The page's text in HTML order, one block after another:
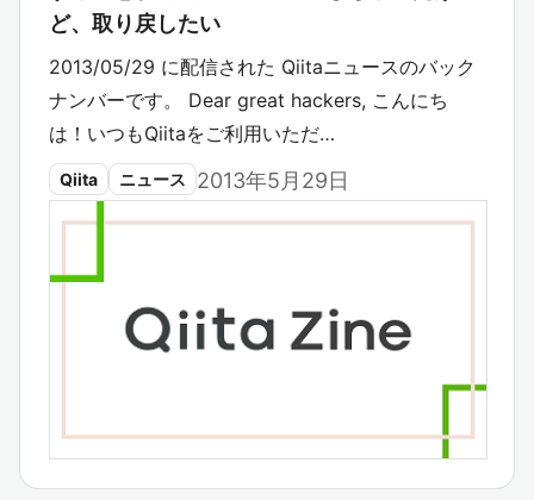
ど、取り戻したい
2013/05/29 に配信された Qiitaニュースのバック
ナンバーです。 Dear great hackers, こんにち
は！いつもQiitaをご利用いただ…
Qiita ニュース 2013年5月29日